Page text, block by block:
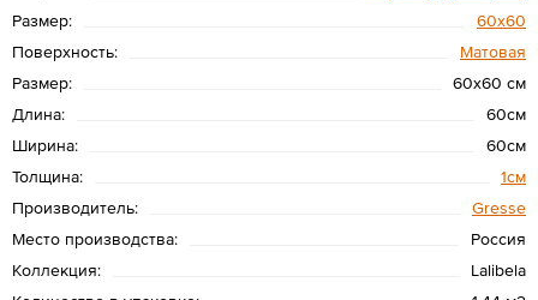
Размер:
60х60
Поверхность:
Матовая
Размер:
60x60 см
Длина:
60см
Ширина:
60см
Толщина:
1см
Производитель:
Gresse
Место производства:
Россия
Коллекция:
Lalibela